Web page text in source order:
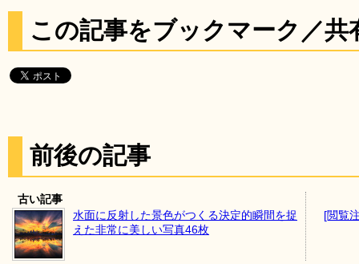
この記事をブックマーク／共
前後の記事
古い記事
水面に反射した景色がつくる決定的瞬間を捉
えた非常に美しい写真46枚
[閲覧